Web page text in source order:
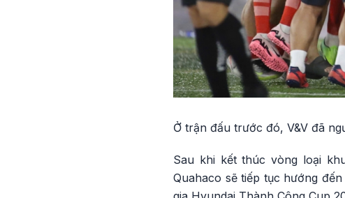
Ở trận đấu trước đó, V&V đã
Sau khi kết thúc vòng loại
Quahaco sẽ tiếp tục hướng